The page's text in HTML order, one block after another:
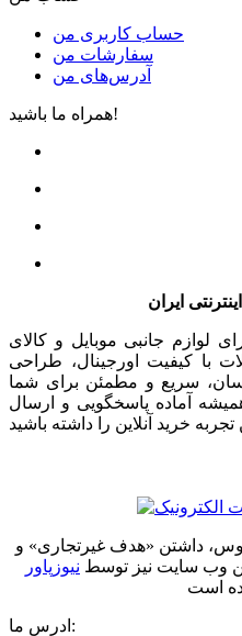
حساب کاربری من
سفارشات من
آدرس‌های من
همراه ما باشید!
ایران
لوازم جانبی موبایل و کالای
با کیفیت اورجینال، طراحی
سریع و مطمئن برای شما
آماده پاسخگویی و ارسال
داشتن «هدف غیرتجاری» و
وب سایت نیز توسط نیوزپاور
ادرس ما: